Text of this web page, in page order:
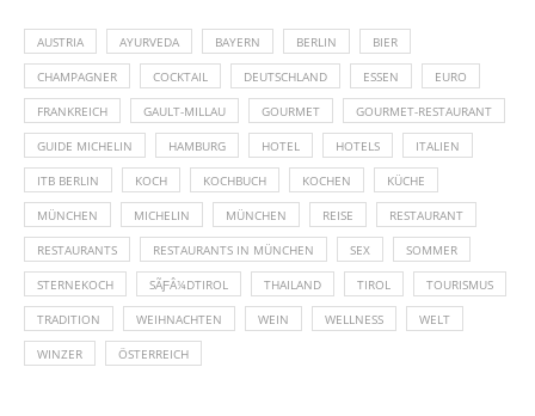
AUSTRIA AYURVEDA BAYERN BERLIN BIER
CHAMPAGNER COCKTAIL DEUTSCHLAND ESSEN EURO
FRANKREICH GAULT-MILLAU GOURMET GOURMET-RESTAURANT
GUIDE MICHELIN HAMBURG HOTEL HOTELS ITALIEN
ITB BERLIN KOCH KOCHBUCH KOCHEN KÜCHE
MÜNCHEN MICHELIN MÜNCHEN REISE RESTAURANT
RESTAURANTS RESTAURANTS IN MÜNCHEN SEX SOMMER
STERNEKOCH SÃƑÂ¼DTIROL THAILAND TIROL TOURISMUS
TRADITION WEIHNACHTEN WEIN WELLNESS WELT
WINZER ÖSTERREICH